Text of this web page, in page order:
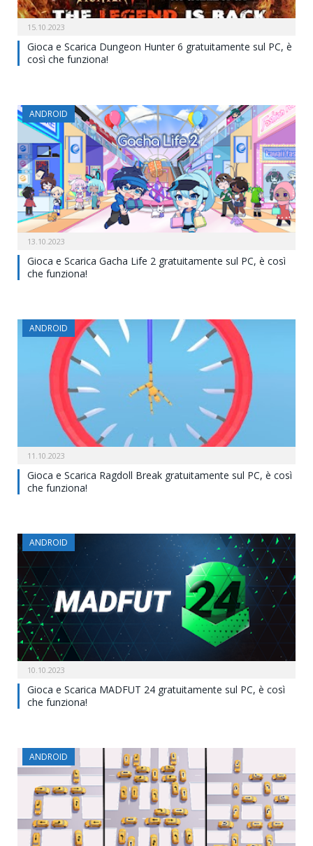
15.10.2023
Gioca e Scarica Dungeon Hunter 6 gratuitamente sul PC, è
così che funziona!
ANDROID
13.10.2023
Gioca e Scarica Gacha Life 2 gratuitamente sul PC, è così
che funziona!
ANDROID
11.10.2023
Gioca e Scarica Ragdoll Break gratuitamente sul PC, è così
che funziona!
ANDROID
10.10.2023
Gioca e Scarica MADFUT 24 gratuitamente sul PC, è così
che funziona!
ANDROID